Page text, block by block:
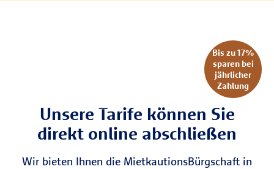
Bis zu 17%
sparen bei
jährlicher
Zahlung
Unsere Tarife können Sie
direkt online abschließen
Wir bieten Ihnen die MietkautionsBürgschaft in